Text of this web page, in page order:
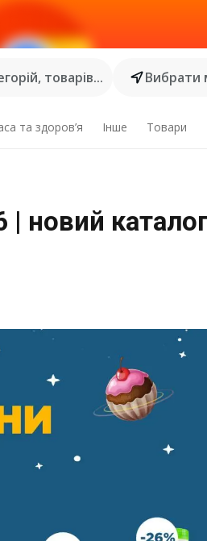
товарів...
Вибрати
та здоров’я Інше Товари
| новий